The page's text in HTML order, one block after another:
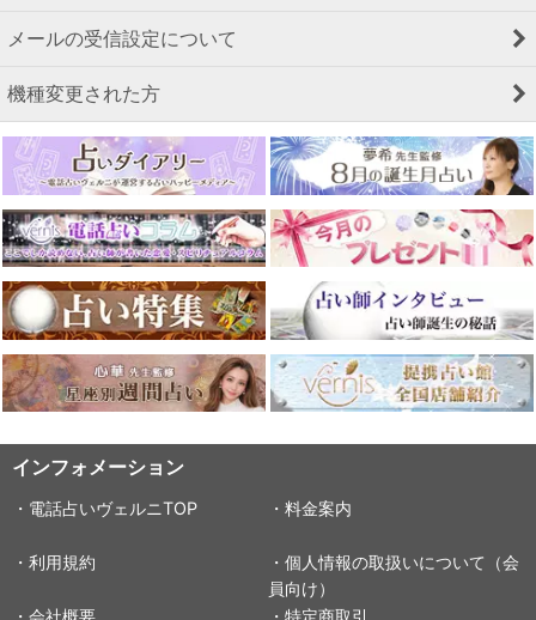
メールの受信設定について
機種変更された方
インフォメーション
・電話占いヴェルニTOP ・料金案内
・利用規約
・個人情報の取扱いについて（会
員向け）
・会社概要
・特定商取引